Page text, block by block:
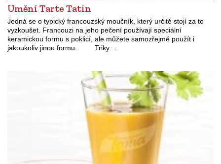
Umění Tarte Tatin
Jedná se o typický francouzský moučník, který určitě stojí za to
vyzkoušet. Francouzi na jeho pečení používají speciální
keramickou formu s poklicí, ale můžete samozřejmě použít i
jakoukoliv jinou formu. Triky…